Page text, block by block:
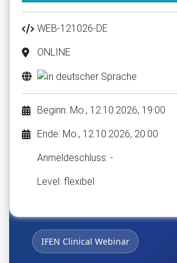
WEB-121026-DE
ONLINE
Beginn: Mo., 12.10.2026, 19:00
Ende: Mo., 12.10.2026, 20:00
Anmelde​schluss: -
Level: flexibel
IFEN Clinical Webinar